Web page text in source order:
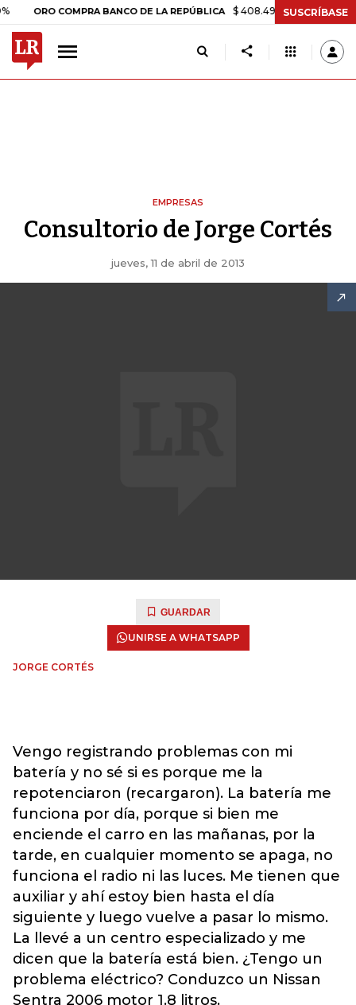
ORO COMPRA BANCO DE LA REPÚBLICA $ 408.498,97 +$ 8.753,81
SUSCRÍBASE
EMPRESAS
Consultorio de Jorge Cortés
jueves, 11 de abril de 2013
GUARDAR
UNIRSE A WHATSAPP
JORGE CORTÉS
Vengo registrando problemas con mi
batería y no sé si es porque me la
repotenciaron (recargaron). La batería me
funciona por día, porque si bien me
enciende el carro en las mañanas, por la
tarde, en cualquier momento se apaga, no
funciona el radio ni las luces. Me tienen que
auxiliar y ahí estoy bien hasta el día
siguiente y luego vuelve a pasar lo mismo.
La llevé a un centro especializado y me
dicen que la batería está bien. ¿Tengo un
problema eléctrico? Conduzco un Nissan
Sentra 2006 motor 1.8 litros.